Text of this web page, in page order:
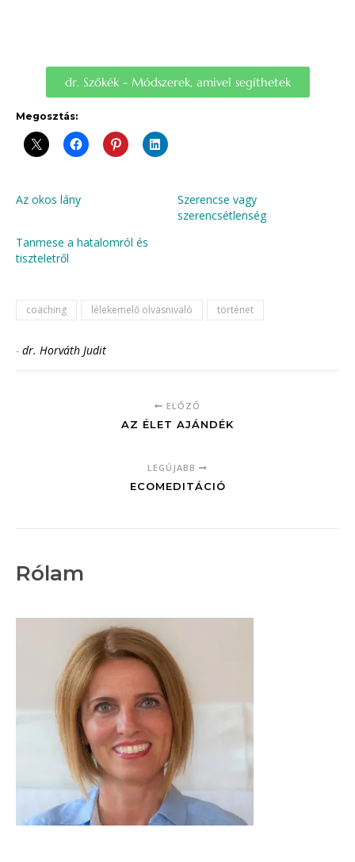
dr. Szőkék - Módszerek, amivel segíthetek
Megosztás:
Az okos lány
Szerencse vagy
szerencsétlenség
Tanmese a hatalomról és
tiszteletről
coaching lélekemelő olvasnivaló történet
- dr. Horváth Judit
ELŐZŐ
AZ ÉLET AJÁNDÉK
LEGÚJABB
ECOMEDITÁCIÓ
Rólam